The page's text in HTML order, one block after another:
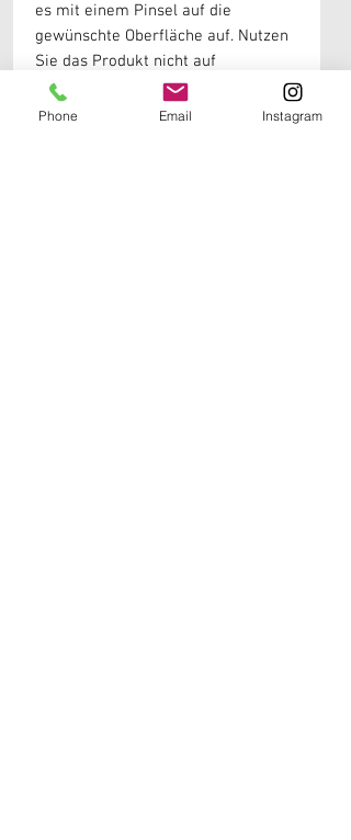
es mit einem Pinsel auf die
gewünschte Oberfläche auf. Nutzen
Sie das Produkt nicht auf
sehr empfindlichen Oberflächen, da
es sich um ein Lösungsmittel
Phone Email Instagram